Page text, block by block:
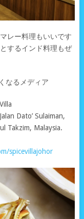
レー料理もいいです
するインド料理もぜ
なるメディア
Dato’ Sulaiman,
Takzim, Malaysia.
spicevillajohor